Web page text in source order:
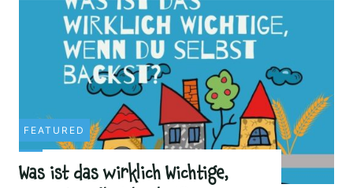
FEATURED
Was ist das wirklich Wichtige,